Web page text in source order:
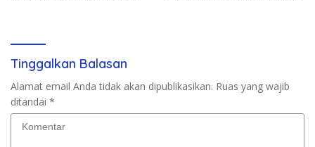
Tinggalkan Balasan
Alamat email Anda tidak akan dipublikasikan. Ruas yang wajib
ditandai *